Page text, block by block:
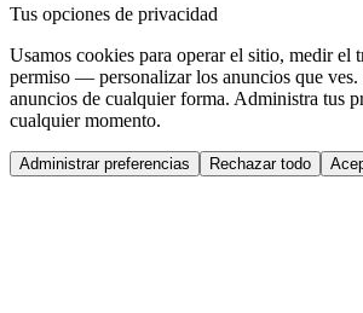
Tus opciones de privacidad
Usamos cookies para operar el sitio, medir
permiso — personalizar los anuncios que ves.
anuncios de cualquier forma. Administra tus
cualquier momento.
Administrar preferencias Rechazar todo